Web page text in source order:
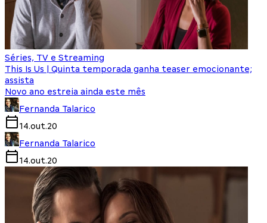
Séries, TV e Streaming
This Is Us | Quinta temporada ganha teaser emocionante;
assista
Novo ano estreia ainda este mês
Fernanda Talarico
14.out.20
Fernanda Talarico
14.out.20